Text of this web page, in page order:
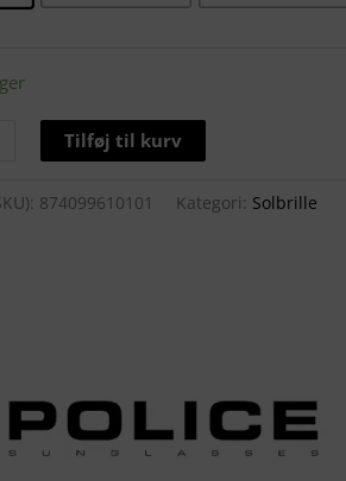
Tilføj til kurv
874099610101 Kategori: Solbrille